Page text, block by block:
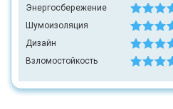
Энергосбережение
Шумоизоляция
Дизайн
Взломостойкость